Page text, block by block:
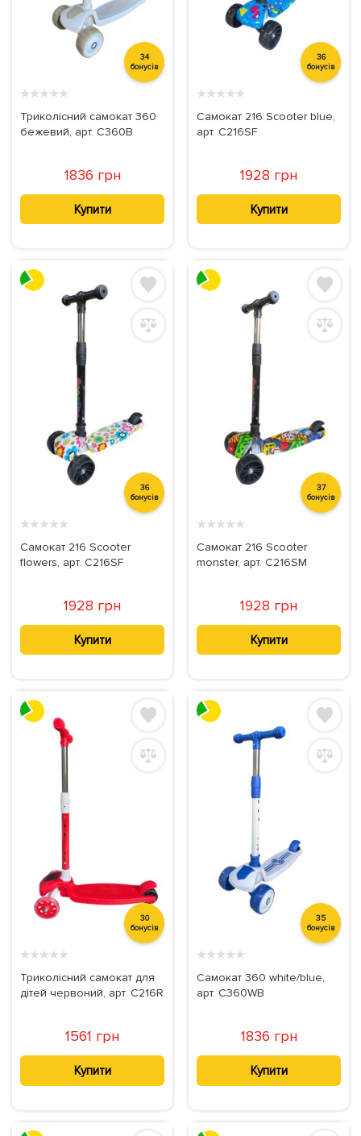
34
бонусів
★★★★★
Триколісний самокат 360
бежевий, арт. C360B
1836 грн
Купити
36
бонусів
★★★★★
Самокат 216 Scooter blue,
арт. C216SF
1928 грн
Купити
36
бонусів
★★★★★
Самокат 216 Scooter
flowers, арт. C216SF
1928 грн
Купити
37
бонусів
★★★★★
Самокат 216 Scooter
monster, арт. C216SM
1928 грн
Купити
30
бонусів
★★★★★
Триколісний самокат для
дітей червоний, арт. C216R
1561 грн
Купити
35
бонусів
★★★★★
Самокат 360 white/blue,
арт. C360WB
1836 грн
Купити